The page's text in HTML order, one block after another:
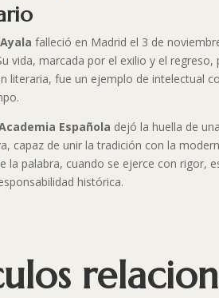
falleció en Madrid el 3 de
vida, marcada por el exilio y el regreso,
literaria, fue un ejemplo de intelectual
Española dejó la huella de
capaz de unir la tradición con la
la palabra, cuando se ejerce con rigor,
histórica.